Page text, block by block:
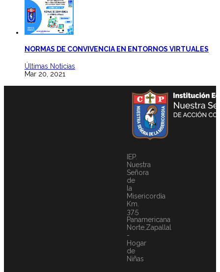
NORMAS DE CONVIVENCIA EN ENTORNOS VIRTUALES
Últimas Noticias
Mar 20, 2021
IEP.
Nuestra
Señora
de
la
Misericordia
Km.
37.5
Panamericana
Norte,Zapallal
-
Hogar
de
Niñas